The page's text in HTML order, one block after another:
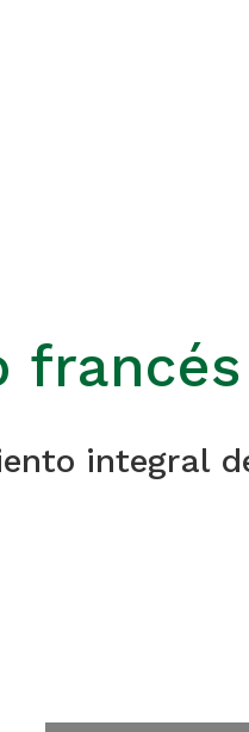
francés
integral